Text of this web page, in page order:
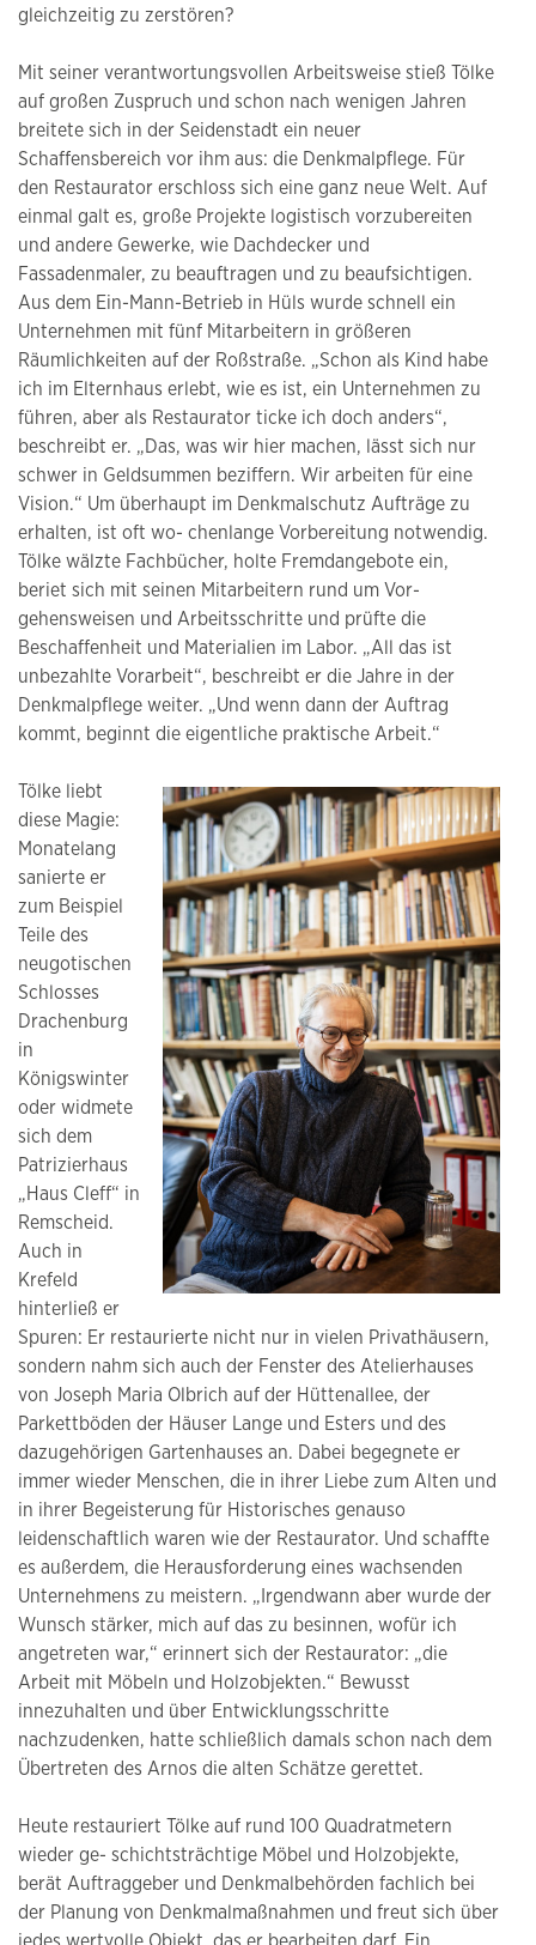
gleichzeitig zu zerstören?
Mit seiner verantwortungsvollen Arbeitsweise stieß Tölke
auf großen Zuspruch und schon nach wenigen Jahren
breitete sich in der Seidenstadt ein neuer
Schaffensbereich vor ihm aus: die Denkmalpflege. Für
den Restaurator erschloss sich eine ganz neue Welt. Auf
einmal galt es, große Projekte logistisch vorzubereiten
und andere Gewerke, wie Dachdecker und
Fassadenmaler, zu beauftragen und zu beaufsichtigen.
Aus dem Ein-Mann-Betrieb in Hüls wurde schnell ein
Unternehmen mit fünf Mitarbeitern in größeren
Räumlichkeiten auf der Roßstraße. „Schon als Kind habe
ich im Elternhaus erlebt, wie es ist, ein Unternehmen zu
führen, aber als Restaurator ticke ich doch anders“,
beschreibt er. „Das, was wir hier machen, lässt sich nur
schwer in Geldsummen beziffern. Wir arbeiten für eine
Vision.“ Um überhaupt im Denkmalschutz Aufträge zu
erhalten, ist oft wo- chenlange Vorbereitung notwendig.
Tölke wälzte Fachbücher, holte Fremdangebote ein,
beriet sich mit seinen Mitarbeitern rund um Vor-
gehensweisen und Arbeitsschritte und prüfte die
Beschaffenheit und Materialien im Labor. „All das ist
unbezahlte Vorarbeit“, beschreibt er die Jahre in der
Denkmalpflege weiter. „Und wenn dann der Auftrag
kommt, beginnt die eigentliche praktische Arbeit.“
Tölke liebt
diese Magie:
Monatelang
sanierte er
zum Beispiel
Teile des
neugotischen
Schlosses
Drachenburg
in
Königswinter
oder widmete
sich dem
Patrizierhaus
„Haus Cleff“ in
Remscheid.
Auch in
Krefeld
hinterließ er
Spuren: Er restaurierte nicht nur in vielen Privathäusern,
sondern nahm sich auch der Fenster des Atelierhauses
von Joseph Maria Olbrich auf der Hüttenallee, der
Parkettböden der Häuser Lange und Esters und des
dazugehörigen Gartenhauses an. Dabei begegnete er
immer wieder Menschen, die in ihrer Liebe zum Alten und
in ihrer Begeisterung für Historisches genauso
leidenschaftlich waren wie der Restaurator. Und schaffte
es außerdem, die Herausforderung eines wachsenden
Unternehmens zu meistern. „Irgendwann aber wurde der
Wunsch stärker, mich auf das zu besinnen, wofür ich
angetreten war,“ erinnert sich der Restaurator: „die
Arbeit mit Möbeln und Holzobjekten.“ Bewusst
innezuhalten und über Entwicklungsschritte
nachzudenken, hatte schließlich damals schon nach dem
Übertreten des Arnos die alten Schätze gerettet.
Heute restauriert Tölke auf rund 100 Quadratmetern
wieder ge- schichtsträchtige Möbel und Holzobjekte,
berät Auftraggeber und Denkmalbehörden fachlich bei
der Planung von Denkmalmaßnahmen und freut sich über